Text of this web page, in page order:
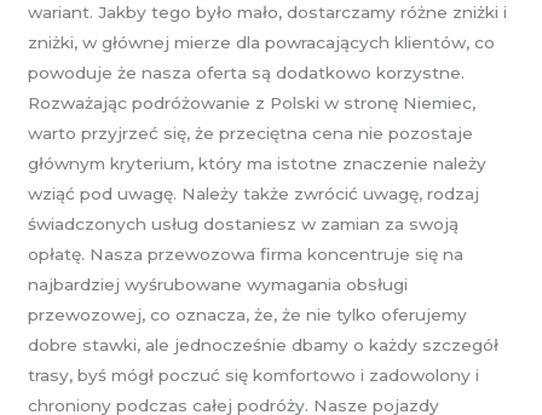
wariant. Jakby tego było mało, dostarczamy różne zniżki i
zniżki, w głównej mierze dla powracających klientów, co
powoduje że nasza oferta są dodatkowo korzystne.
Rozważając podróżowanie z Polski w stronę Niemiec,
warto przyjrzeć się, że przeciętna cena nie pozostaje
głównym kryterium, który ma istotne znaczenie należy
wziąć pod uwagę. Należy także zwrócić uwagę, rodzaj
świadczonych usług dostaniesz w zamian za swoją
opłatę. Nasza przewozowa firma koncentruje się na
najbardziej wyśrubowane wymagania obsługi
przewozowej, co oznacza, że, że nie tylko oferujemy
dobre stawki, ale jednocześnie dbamy o każdy szczegół
trasy, byś mógł poczuć się komfortowo i zadowolony i
chroniony podczas całej podróży. Nasze pojazdy